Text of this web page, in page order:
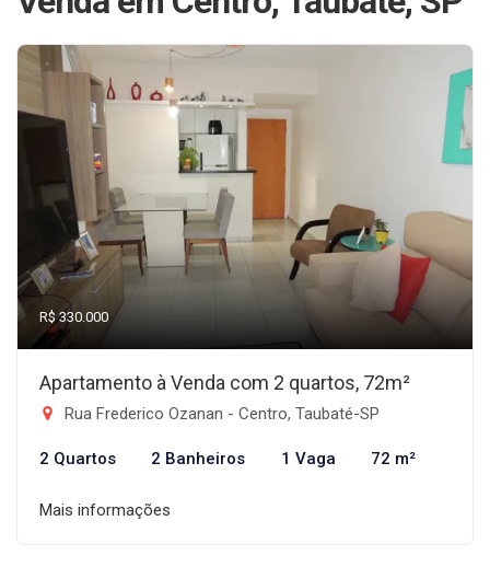
R$ 330.000
Apartamento à Venda com 2 quartos, 72m²
Rua Frederico Ozanan - Centro, Taubaté-SP
2 Quartos 2 Banheiros 1 Vaga 72 m²
Mais informações